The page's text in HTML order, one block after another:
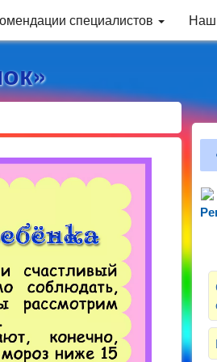
специалистов